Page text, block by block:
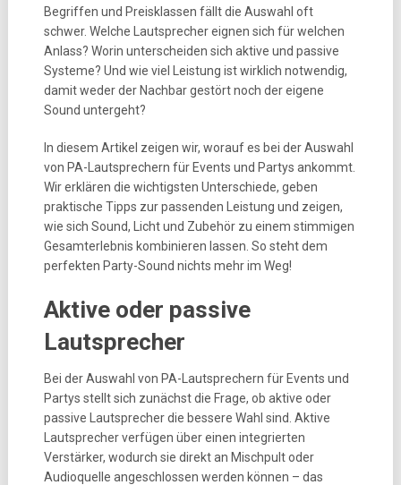
Begriffen und Preisklassen fällt die Auswahl oft
schwer. Welche Lautsprecher eignen sich für welchen
Anlass? Worin unterscheiden sich aktive und passive
Systeme? Und wie viel Leistung ist wirklich notwendig,
damit weder der Nachbar gestört noch der eigene
Sound untergeht?
In diesem Artikel zeigen wir, worauf es bei der Auswahl
von PA-Lautsprechern für Events und Partys ankommt.
Wir erklären die wichtigsten Unterschiede, geben
praktische Tipps zur passenden Leistung und zeigen,
wie sich Sound, Licht und Zubehör zu einem stimmigen
Gesamterlebnis kombinieren lassen. So steht dem
perfekten Party-Sound nichts mehr im Weg!
Aktive oder passive
Lautsprecher
Bei der Auswahl von PA-Lautsprechern für Events und
Partys stellt sich zunächst die Frage, ob aktive oder
passive Lautsprecher die bessere Wahl sind. Aktive
Lautsprecher verfügen über einen integrierten
Verstärker, wodurch sie direkt an Mischpult oder
Audioquelle angeschlossen werden können – das